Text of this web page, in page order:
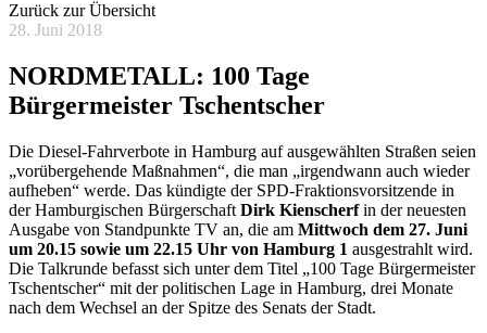
Zurück zur Übersicht
28. Juni 2018
NORDMETALL: 100 Tage
Bürgermeister Tschentscher
Die Diesel-Fahrverbote in Hamburg auf ausgewählten Straßen seien
„vorübergehende Maßnahmen“, die man „irgendwann auch wieder
aufheben“ werde. Das kündigte der SPD-Fraktionsvorsitzende in
der Hamburgischen Bürgerschaft Dirk Kienscherfin der neuesten
Ausgabe von Standpunkte TV an, die am Mittwoch dem 27. Juni
um 20.15 sowie um 22.15 Uhr von Hamburg 1 ausgestrahlt wird.
Die Talkrunde befasst sich unter dem Titel „100 Tage Bürgermeister
Tschentscher“ mit der politischen Lage in Hamburg, drei Monate
nach dem Wechsel an der Spitze des Senats der Stadt.